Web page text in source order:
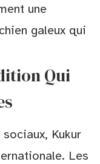
une
galeux qui
Qui
sociaux, Kukur
Les